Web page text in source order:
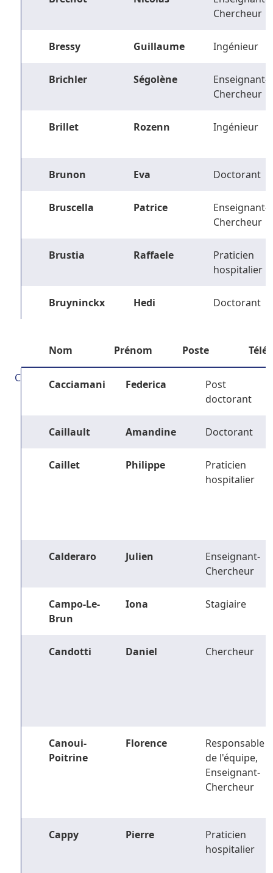
Chercheur
Bressy Guillaume Ingénieur
Brichler Ségolène
Enseignant-
Chercheur
Brillet Rozenn Ingénieur
Brunon Eva Doctorant
Bruscella Patrice
Enseignant-
Chercheur
Brustia Raffaele
Praticien
hospitalier
Bruyninckx Hedi Doctorant
Nom Prénom Poste
C Cacciamani Federica
Post
doctorant
Caillault Amandine Doctorant
Caillet Philippe
Praticien
hospitalier
Calderaro Julien
Enseignant-
Chercheur
Campo-Le-
Brun
Iona Stagiaire
Candotti Daniel Chercheur
Canoui-
Poitrine
Florence
Responsable
de l'équipe,
Enseignant-
Chercheur
Cappy Pierre
Praticien
hospitalier